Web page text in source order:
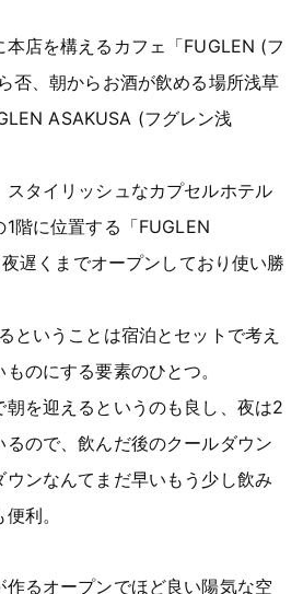
本店を構えるカフェ「FUGLEN (フ
否、朝からお酒が飲める場所浅草
ASAKUSA (フグレン浅
タイリッシュなカプセルホテル
1階に位置する「FUGLEN
遅くまでオープンしており使い勝
ということは宿泊とセットで考え
のにする要素のひとつ。
朝を迎えるというのも良し、夜は2
ので、飲んだ後のクールダウン
ンなんてまだ早いもう少し飲み
利。
作るオープンでほど良い陽気な空